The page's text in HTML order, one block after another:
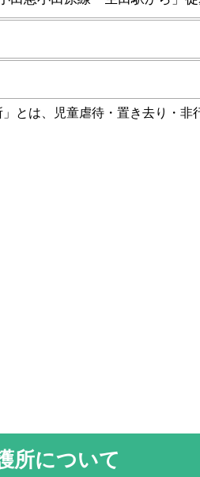
とは、児童虐待・置き去り・非
所について